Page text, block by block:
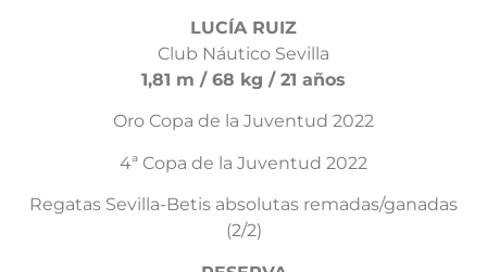
LUCÍA RUIZ
Club Náutico Sevilla
1,81 m / 68 kg / 21 años
Oro Copa de la Juventud 2022
4ª Copa de la Juventud 2022
Regatas Sevilla-Betis absolutas remadas/ganadas
(2/2)